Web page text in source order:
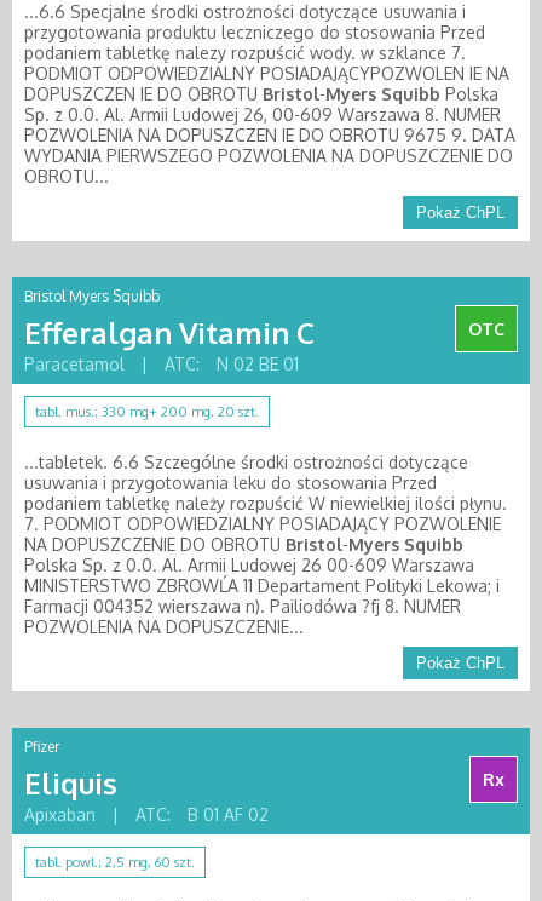
...6.6 Specjalne środki ostrożności dotyczące usuwania i
przygotowania produktu leczniczego do stosowania Przed
podaniem tabletkę nalezy rozpuścić wody. w szklance 7.
PODMIOT ODPOWIEDZIALNY POSIADAJĄCYPOZWOLEN IE NA
DOPUSZCZEN IE DO OBROTU Bristol-Myers Squibb Polska
Sp. z 0.0. Al. Armii Ludowej 26, 00-609 Warszawa 8. NUMER
POZWOLENIA NA DOPUSZCZEN IE DO OBROTU 9675 9. DATA
WYDANIA PIERWSZEGO POZWOLENIA NA DOPUSZCZENIE DO
OBROTU...
Pokaż ChPL
Bristol Myers Squibb
Efferalgan Vitamin C
OTC
Paracetamol
| ATC: N 02 BE 01
tabl. mus.; 330 mg+ 200 mg, 20 szt.
...tabletek. 6.6 Szczególne środki ostrożności dotyczące
usuwania i przygotowania leku do stosowania Przed
podaniem tabletkę należy rozpuścić W niewielkiej ilości płynu.
7. PODMIOT ODPOWIEDZIALNY POSIADAJĄCY POZWOLENIE
NA DOPUSZCZENIE DO OBROTU Bristol-Myers Squibb
Polska Sp. z 0.0. Al. Armii Ludowej 26 00-609 Warszawa
MINISTERSTWO ZBROWĹA 11 Departament Polityki Lekowa; i
Farmacji 004352 wierszawa n). Pailiodówa ?fj 8. NUMER
POZWOLENIA NA DOPUSZCZENIE...
Pokaż ChPL
Pfizer
Eliquis
Rx
Apixaban
| ATC: B 01 AF 02
tabl. powl.; 2,5 mg, 60 szt.